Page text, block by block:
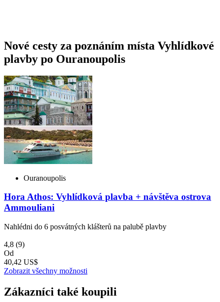
Nové cesty za poznáním místa Vyhlídkové
plavby po Ouranoupolis
Ouranoupolis
Hora Athos: Vyhlídková plavba + návštěva ostrova
Ammouliani
Nahlédni do 6 posvátných klášterů na palubě plavby
4,8 (9)
Od
40,42 US$
Zobrazit všechny možnosti
Zákazníci také koupili